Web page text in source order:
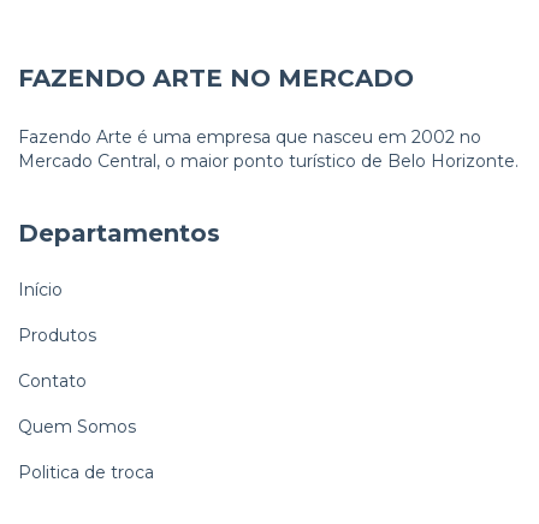
FAZENDO ARTE NO MERCADO
Fazendo Arte é uma empresa que nasceu em 2002 no
Mercado Central, o maior ponto turístico de Belo Horizonte.
Departamentos
Início
Produtos
Contato
Quem Somos
Politica de troca